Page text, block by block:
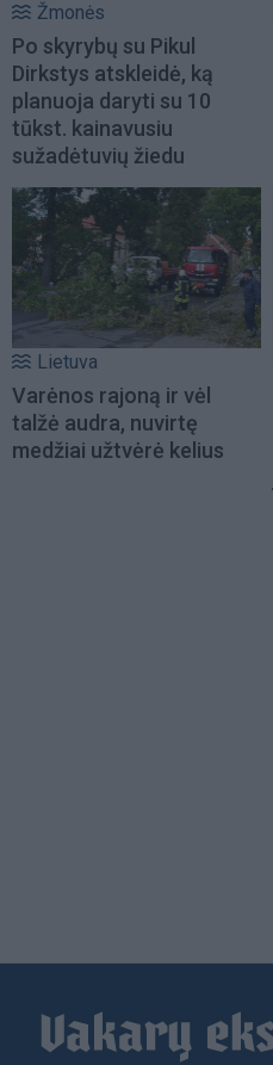
Žmonės
Po skyrybų su Pikul
Dirkstys atskleidė, ką
planuoja daryti su 10
tūkst. kainavusiu
sužadėtuvių žiedu
Lietuva
Varėnos rajoną ir vėl
talžė audra, nuvirtę
medžiai užtvėrė kelius